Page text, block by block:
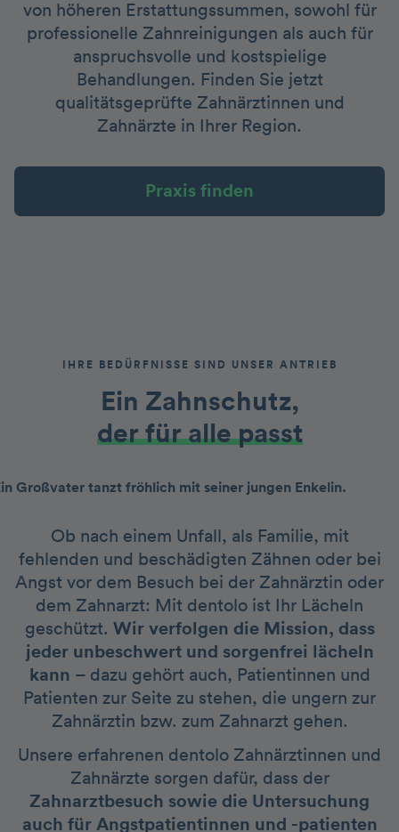
von höheren Erstattungssummen, sowohl für
professionelle Zahnreinigungen als auch für
anspruchsvolle und kostspielige
Behandlungen. Finden Sie jetzt
qualitätsgeprüfte Zahnärztinnen und
Zahnärzte in Ihrer Region.
Praxis finden
IHRE BEDÜRFNISSE SIND UNSER ANTRIEB
Ein Zahnschutz,
der für alle passt
Ob nach einem Unfall, als Familie, mit
fehlenden und beschädigten Zähnen oder bei
Angst vor dem Besuch bei der Zahnärztin oder
dem Zahnarzt: Mit dentolo ist Ihr Lächeln
geschützt. Wir verfolgen die Mission, dass
jeder unbeschwert und sorgenfrei lächeln
kann – dazu gehört auch, Patientinnen und
Patienten zur Seite zu stehen, die ungern zur
Zahnärztin bzw. zum Zahnarzt gehen.
Unsere erfahrenen dentolo Zahnärztinnen und
Zahnärzte sorgen dafür, dass der
Zahnarztbesuch sowie die Untersuchung
auch für Angstpatientinnen und -patienten